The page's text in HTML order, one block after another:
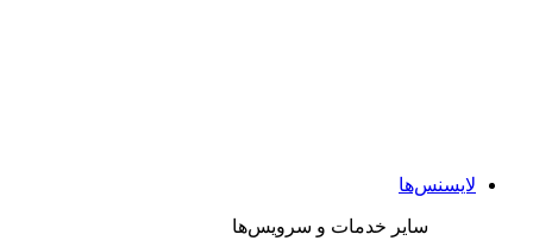
لایسنس‌ها
سایر خدمات و سرویس‌ها